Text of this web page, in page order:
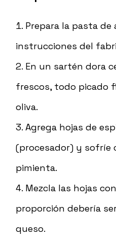
Prepara la pasta de
instrucciones del
En un sartén dora
frescos, todo picado
oliva.
Agrega hojas de
(procesador) y sofríe
pimienta.
Mezcla las hojas
proporción debería
queso.